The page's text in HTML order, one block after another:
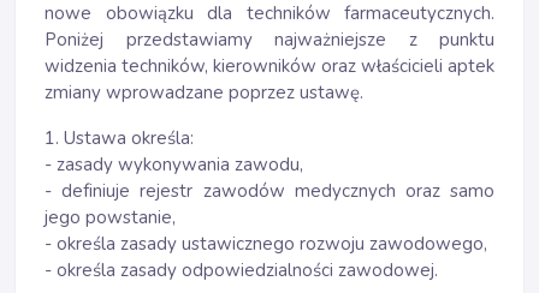
nowe obowiązku dla techników farmaceutycznych.
Poniżej przedstawiamy najważniejsze z punktu
widzenia techników, kierowników oraz właścicieli aptek
zmiany wprowadzane poprzez ustawę.
1. Ustawa określa:
- zasady wykonywania zawodu,
- definiuje rejestr zawodów medycznych oraz samo
jego powstanie,
- określa zasady ustawicznego rozwoju zawodowego,
- określa zasady odpowiedzialności zawodowej.